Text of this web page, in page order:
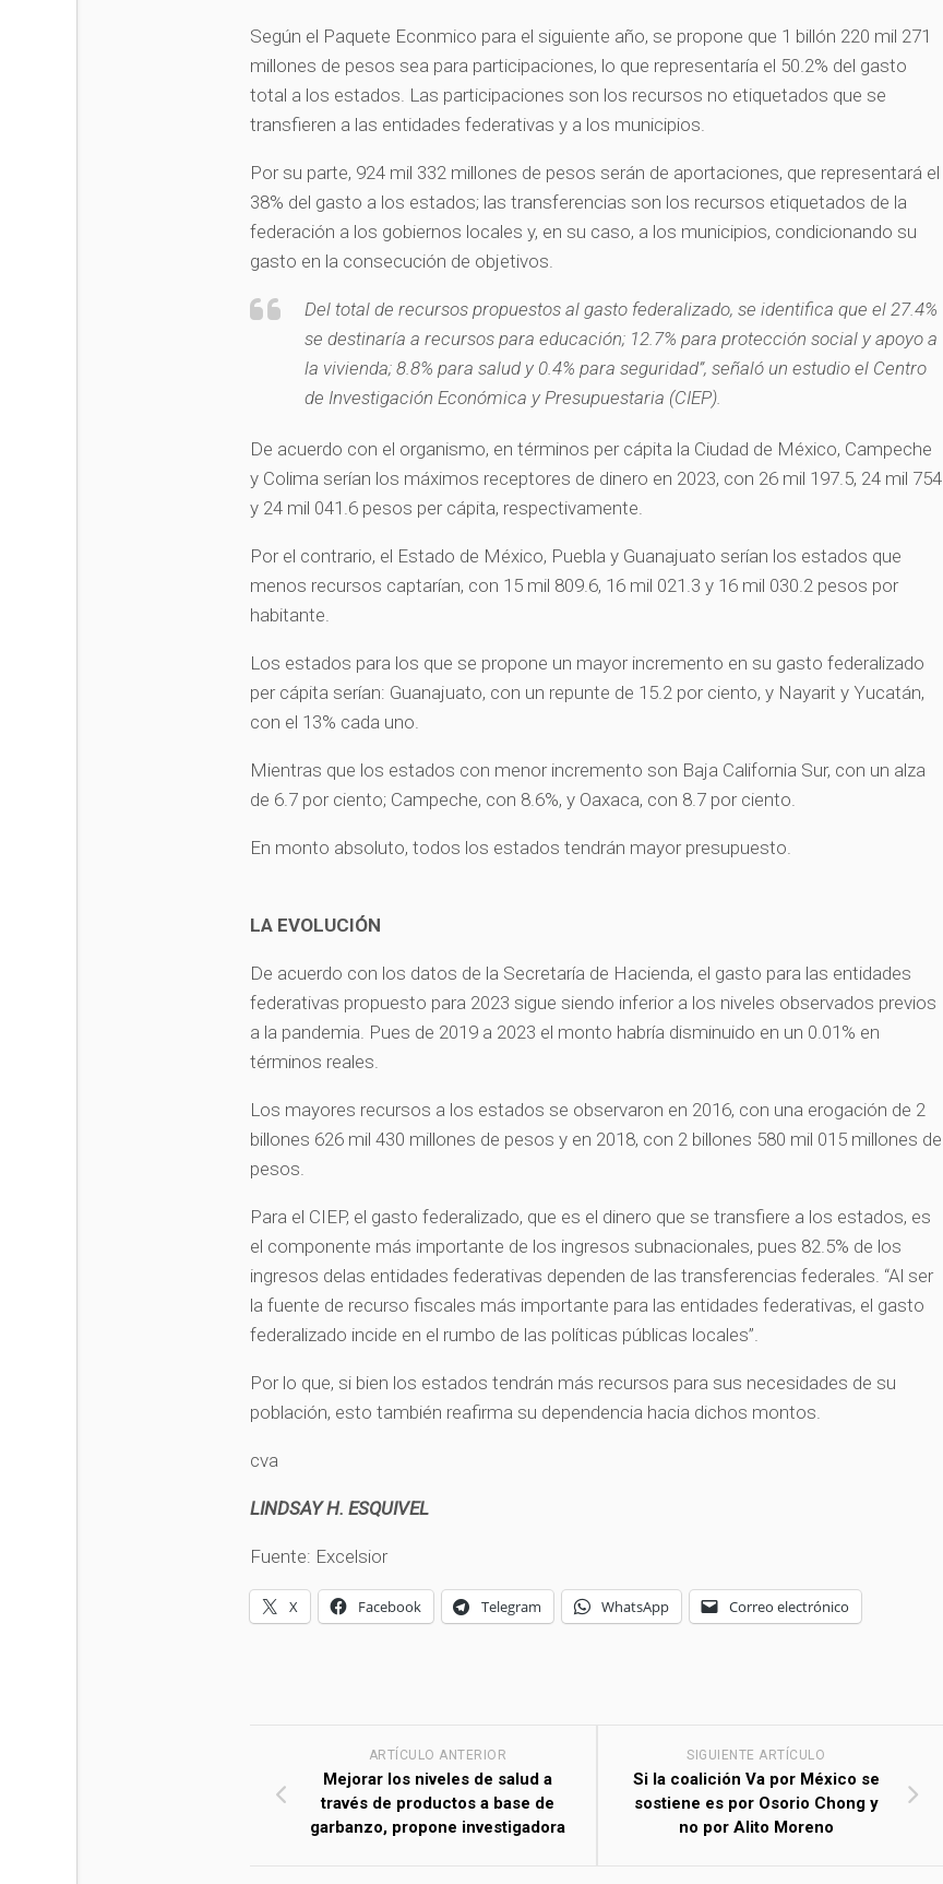
Según el Paquete Econmico para el siguiente año, se propone que 1 billón 220 mil 271
millones de pesos sea para participaciones, lo que representaría el 50.2% del gasto
total a los estados. Las participaciones son los recursos no etiquetados que se
transfieren a las entidades federativas y a los municipios.
Por su parte, 924 mil 332 millones de pesos serán de aportaciones, que representará el
38% del gasto a los estados; las transferencias son los recursos etiquetados de la
federación a los gobiernos locales y, en su caso, a los municipios, condicionando su
gasto en la consecución de objetivos.
Del total de recursos propuestos al gasto federalizado, se identifica que el 27.4%
se destinaría a recursos para educación; 12.7% para protección social y apoyo a
la vivienda; 8.8% para salud y 0.4% para seguridad”, señaló un estudio el Centro
de Investigación Económica y Presupuestaria (CIEP).
De acuerdo con el organismo, en términos per cápita la Ciudad de México, Campeche
y Colima serían los máximos receptores de dinero en 2023, con 26 mil 197.5, 24 mil 754
y 24 mil 041.6 pesos per cápita, respectivamente.
Por el contrario, el Estado de México, Puebla y Guanajuato serían los estados que
menos recursos captarían, con 15 mil 809.6, 16 mil 021.3 y 16 mil 030.2 pesos por
habitante.
Los estados para los que se propone un mayor incremento en su gasto federalizado
per cápita serían: Guanajuato, con un repunte de 15.2 por ciento, y Nayarit y Yucatán,
con el 13% cada uno.
Mientras que los estados con menor incremento son Baja California Sur, con un alza
de 6.7 por ciento; Campeche, con 8.6%, y Oaxaca, con 8.7 por ciento.
En monto absoluto, todos los estados tendrán mayor presupuesto.
LA EVOLUCIÓN
De acuerdo con los datos de la Secretaría de Hacienda, el gasto para las entidades
federativas propuesto para 2023 sigue siendo inferior a los niveles observados previos
a la pandemia. Pues de 2019 a 2023 el monto habría disminuido en un 0.01% en
términos reales.
Los mayores recursos a los estados se observaron en 2016, con una erogación de 2
billones 626 mil 430 millones de pesos y en 2018, con 2 billones 580 mil 015 millones de
pesos.
Para el CIEP, el gasto federalizado, que es el dinero que se transfiere a los estados, es
el componente más importante de los ingresos subnacionales, pues 82.5% de los
ingresos delas entidades federativas dependen de las transferencias federales. “Al ser
la fuente de recurso fiscales más importante para las entidades federativas, el gasto
federalizado incide en el rumbo de las políticas públicas locales”.
Por lo que, si bien los estados tendrán más recursos para sus necesidades de su
población, esto también reafirma su dependencia hacia dichos montos.
cva
LINDSAY H. ESQUIVEL
Fuente: Excelsior
X Facebook Telegram WhatsApp Correo electrónico
SIGUIENTE ARTÍCULO
Si la coalición Va por México se
sostiene es por Osorio Chong y
no por Alito Moreno
ARTÍCULO ANTERIOR
Mejorar los niveles de salud a
través de productos a base de
garbanzo, propone investigadora